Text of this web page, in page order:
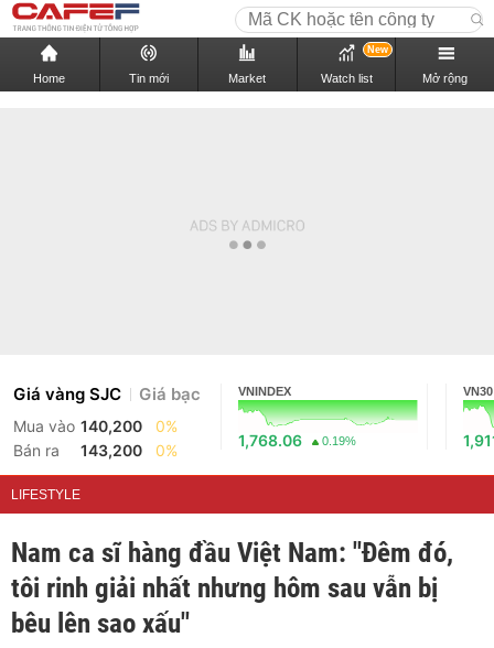
Home Tin mới Market Watch list
New
Mở rộng
Giá vàng SJC Giá bạc
Mua vào 140,200
0%
Bán ra
143,200 0%
VNINDEX
1,768.06 0.19%
VN30
LIFESTYLE
Nam ca sĩ hàng đầu Việt Nam: "Đêm đó,
tôi rinh giải nhất nhưng hôm sau vẫn bị
bêu lên sao xấu"